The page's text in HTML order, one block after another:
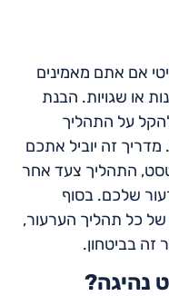
אם אתם מאמינים
או שגויות. הבנת
על התהליך
זה יוביל אתכם
התהליך צעד אחר
שלכם. בסוף
כל תהליך הערעור,
זה בביטחון.
נהיגה?